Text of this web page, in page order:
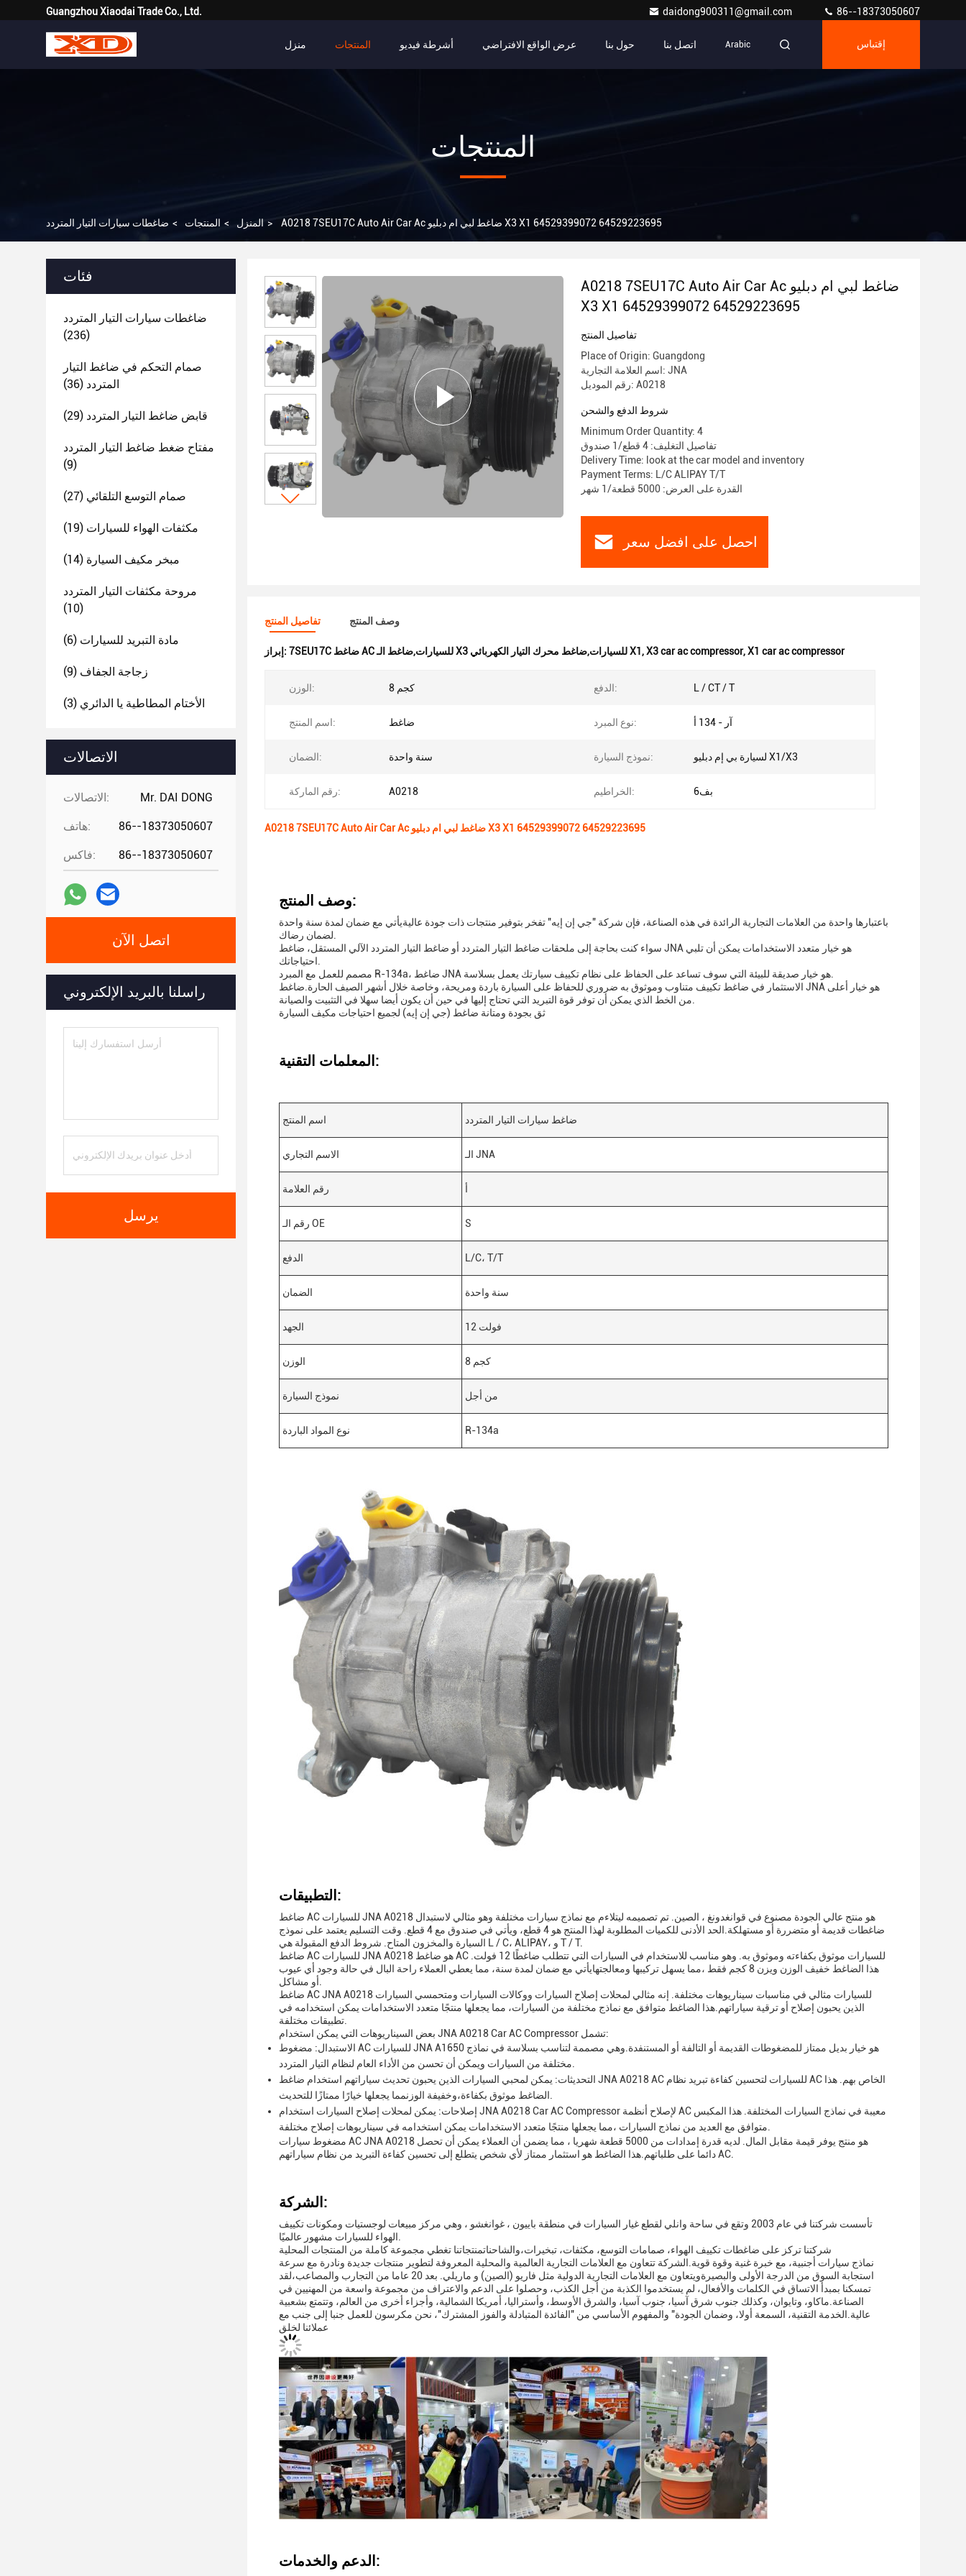
Guangzhou Xiaodai Trade Co., Ltd. daidong900311@gmail.com 86--18373050607
منزل المنتجات أشرطة فيديو عرض الواقع الافتراضي حول بنا اتصل بنا Arabic إقتباس
المنتجات
المنزل > المنتجات > ضاغطات سيارات التيار المتردد > A0218 7SEU17C Auto Air Car Ac ضاغط لبي ام دبليو X3 X1 64529399072 64529223695
فئات
ضاغطات سيارات التيار المتردد
(236)
صمام التحكم في ضاغط التيار
المتردد (36)
قابض ضاغط التيار المتردد (29)
مفتاح ضغط ضاغط التيار المتردد
(9)
صمام التوسع التلقائي (27)
مكثفات الهواء للسيارات (19)
مبخر مكيف السيارة (14)
مروحة مكثفات التيار المتردد
(10)
مادة التبريد للسيارات (6)
زجاجة الجفاف (9)
الأختام المطاطية يا الدائري (3)
الاتصالات
الاتصالات: Mr. DAI DONG
هاتف: 86--18373050607
فاكس: 86--18373050607
اتصل الآن
راسلنا بالبريد الإلكتروني
يرسل
A0218 7SEU17C Auto Air Car Ac ضاغط لبي ام دبليو
X3 X1 64529399072 64529223695
تفاصيل المنتج
Place of Origin: Guangdong
اسم العلامة التجارية: JNA
رقم الموديل: A0218
شروط الدفع والشحن
Minimum Order Quantity: 4
تفاصيل التغليف: 4 قطع/1 صندوق
Delivery Time: look at the car model and inventory
Payment Terms: L/C ALIPAY T/T
القدرة على العرض: 5000 قطعة/1 شهر
احصل على افضل سعر
تفاصيل المنتج وصف المنتج
إبراز: 7SEU17C ضاغط AC للسيارات,ضاغط الـ X3 للسيارات,ضاغط محرك التيار الكهربائي X1 ,X3 car ac compressor,X1 car ac compressor
الوزن: 8 كجم الدفع: L / CT / T
اسم المنتج: ضاغط نوع المبرد: آر - 134 أ
الضمان: سنة واحدة نموذج السيارة: لسيارة بي إم دبليو X1/X3
رقم الماركة: A0218 الخراطيم: بف6
A0218 7SEU17C Auto Air Car Ac ضاغط لبي ام دبليو X3 X1 64529399072 64529223695
وصف المنتج:
باعتبارها واحدة من العلامات التجارية الرائدة في هذه الصناعة، فإن شركة "جي إن إيه" تفخر بتوفير منتجات ذات جودة عاليةيأتي مع ضمان لمدة سنة واحدة
سواء كنت بحاجة إلى ملحقات ضاغط التيار المتردد أو ضاغط التيار المتردد الآلي المستقل، ضاغط JNA هو خيار متعدد الاستخدامات يمكن أن تلبي
الاستثمار في ضاغط تكييف متناوب وموثوق به ضروري للحفاظ على السيارة باردة ومريحة، وخاصة خلال أشهر الصيف الحارة.ضاغط JNA هو خيار أعلى
ثق بجودة ومتانة ضاغط (جي إن إيه) لجميع احتياجات مكيف السيارة
المعلمات التقنية:
اسم المنتج ضاغط سيارات التيار المتردد
الاسم التجاري الـ JNA
رقم العلامة أ
رقم الـ OE S
الدفع L/C، T/T
الضمان سنة واحدة
الجهد 12 فولت
الوزن 8 كجم
نموذج السيارة من أجل
نوع المواد الباردة R-134a
التطبيقات:
ضاغط AC للسيارات JNA A0218 هو منتج عالي الجودة مصنوع في قوانغدونغ ، الصين. تم تصميمه ليتلاءم مع نماذج سيارات مختلفة وهو مثالي لاستبدال
ضاغطات قديمة أو متضررة أو مستهلكة.الحد الأدنى للكميات المطلوبة لهذا المنتج هو 4 قطع، ويأتي في صندوق مع 4 قطع. وقت التسليم يعتمد على نموذج
السيارة والمخزون المتاح. شروط الدفع المقبولة هي L / C، ALIPAY، و T / T.
ضاغط AC للسيارات JNA A0218 هو ضاغط AC للسيارات موثوق بكفاءته وموثوق به. وهو مناسب للاستخدام في السيارات التي تتطلب ضاغطًا 12 فولت.
هذا الضاغط خفيف الوزن ويزن 8 كجم فقط ،مما يسهل تركيبها ومعالجتهايأتي مع ضمان لمدة سنة، مما يعطي العملاء راحة البال في حالة وجود أي عيوب
ضاغط AC JNA A0218 للسيارات مثالي في مناسبات سيناريوهات مختلفة. إنه مثالي لمحلات إصلاح السيارات ووكالات السيارات ومتحمسي السيارات
الذين يحبون إصلاح أو ترقية سياراتهم.هذا الضاغط متوافق مع نماذج مختلفة من السيارات، مما يجعلها منتجًا متعدد الاستخدامات يمكن استخدامه في
بعض السيناريوهات التي يمكن استخدام JNA A0218 Car AC Compressor تشمل:
الاستبدال: مضغوط AC للسيارات JNA A1650 هو خيار بديل ممتاز للمضغوطات القديمة أو التالفة أو المستنفدة.وهي مصممة لتناسب بسلاسة في نماذج
التحديثات: يمكن لمحبي السيارات الذين يحبون تحديث سياراتهم استخدام ضاغط JNA A0218 AC للسيارات لتحسين كفاءة تبريد نظام AC الخاص بهم. هذا
إصلاحات: يمكن لمحلات إصلاح السيارات استخدام JNA A0218 Car AC Compressor لإصلاح أنظمة AC معيبة في نماذج السيارات المختلفة. هذا المكبس
مضغوط سيارات AC JNA A0218 هو منتج يوفر قيمة مقابل المال. لديه قدرة إمدادات من 5000 قطعة شهريا ، مما يضمن أن العملاء يمكن أن تحصل
دائما على طلباتهم.هذا الضاغط هو استثمار ممتاز لأي شخص يتطلع إلى تحسين كفاءة التبريد من نظام سياراتهم AC.
الشركة:
تأسست شركتنا في عام 2003 وتقع في ساحة وانلي لقطع غيار السيارات في منطقة باييون ، غوانغشو ، وهي مركز مبيعات لوجستيات ومكونات تكييف
شركتنا تركز على ضاغطات تكييف الهواء، صمامات التوسع، مكثفات، تبخيرات،والشاحناتمنتجاتنا تغطي مجموعة كاملة من المنتجات المحلية
نماذج سيارات أجنبية، مع خبرة غنية وقوة قوية.الشركة تتعاون مع العلامات التجارية العالمية والمحلية المعروفة لتطوير منتجات جديدة ونادرة مع سرعة
استجابة السوق من الدرجة الأولى والبصيرةويتعاون مع العلامات التجارية الدولية مثل فاريو (الصين) و ماريلي. بعد 20 عاما من التجارب والمصاعب،لقد
تمسكنا بمبدأ الاتساق في الكلمات والأفعال، لم يستخدموا الكذبة من أجل الكذب، وحصلوا على الدعم والاعتراف من مجموعة واسعة من المهنيين في
الصناعة.ماكاو، وتايوان، وكذلك جنوب شرق آسيا، جنوب آسيا، والشرق الأوسط، وأستراليا، أمريكا الشمالية، وأجزاء أخرى من العالم، وتتمتع بشعبية
عالية.الخدمة التقنية، السمعة أولا، وضمان الجودة" والمفهوم الأساسي من "الفائدة المتبادلة والفوز المشترك"، نحن مكرسون للعمل جنبا إلى جنب مع
عملائنا لخلق
الدعم والخدمات: